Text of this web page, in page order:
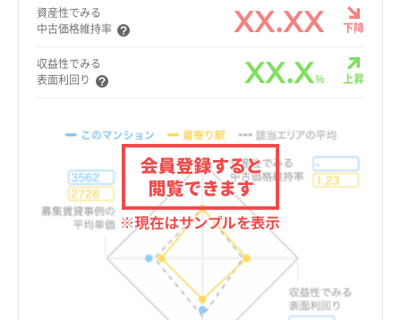
資産性でみる
中古価格維持率
XX.XX 下降
収益性でみる
表面利回り
XX.X% 上昇